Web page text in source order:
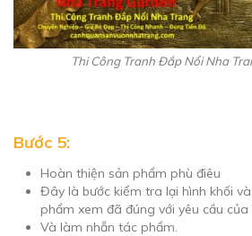
Thi Công Tranh Đắp Nổi Nha
Bước 5:
Hoàn thiện sản phẩm phù điêu
Đây là bước kiểm tra lại hình khối
phẩm xem đã đúng với yêu cầu của
Và làm nhẵn tác phẩm.